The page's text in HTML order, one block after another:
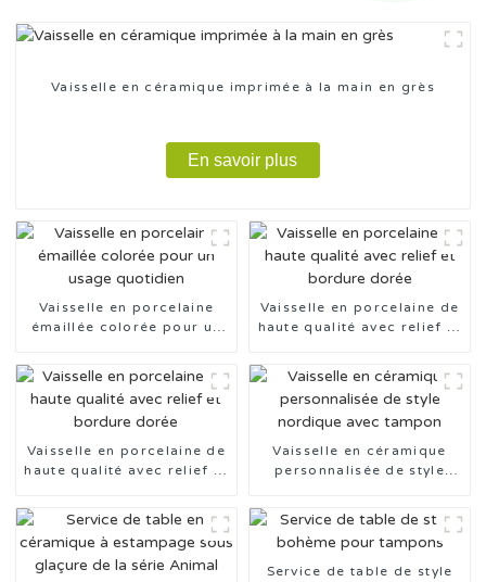
Vaisselle en céramique imprimée à la main en grès
En savoir plus
Vaisselle en porcelaine
émaillée colorée pour un
Vaisselle en porcelaine de
haute qualité avec relief et
Vaisselle en porcelaine de
haute qualité avec relief et
Vaisselle en céramique
personnalisée de style
Service de table de style